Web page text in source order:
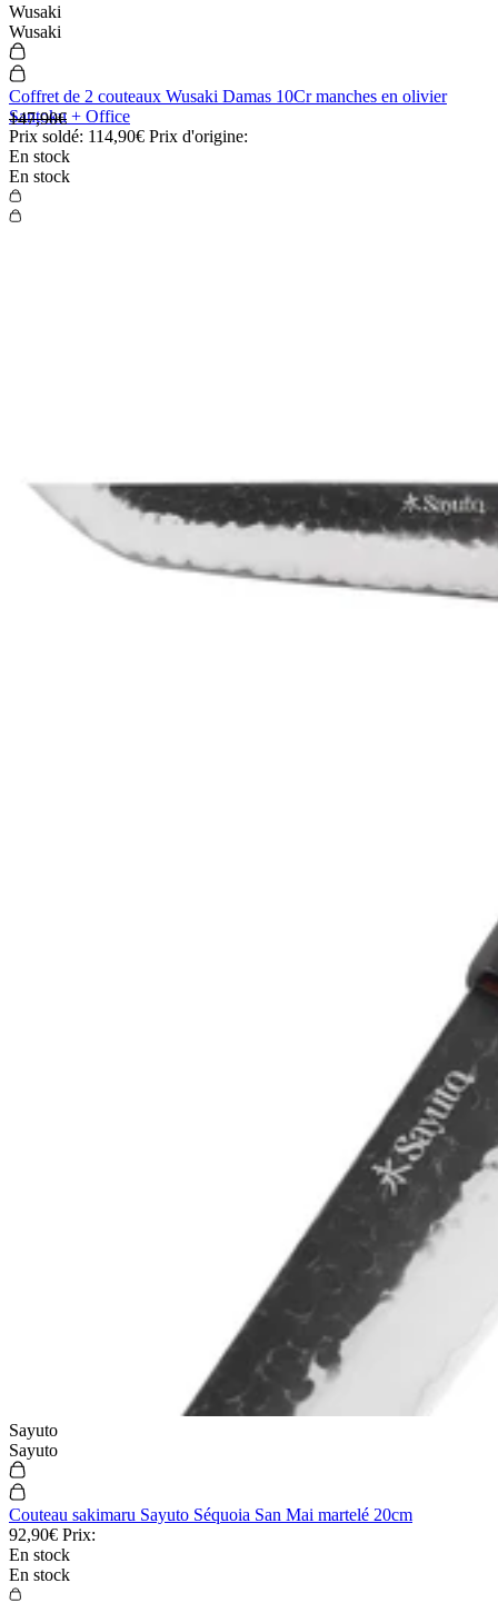
Wusaki
Wusaki
Coffret de 2 couteaux Wusaki Damas 10Cr manches en olivier
Santoku + Office
Prix soldé: 114,90€ Prix d'origine:
147,90€
En stock
En stock
Sayuto
Sayuto
Couteau sakimaru Sayuto Séquoia San Mai martelé 20cm
92,90€ Prix:
En stock
En stock